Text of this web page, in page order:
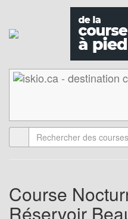
Course
Réservoir